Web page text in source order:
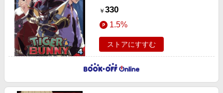
￥ 330
1.5%
ストアにすすむ